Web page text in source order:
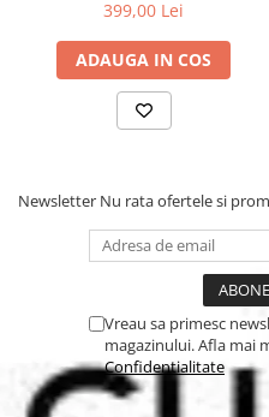
399,00 Lei
ADAUGA IN COS
Newsletter Nu rata ofertele si
Vreau sa primesc
magazinului. Afla mai
Confidentialitate